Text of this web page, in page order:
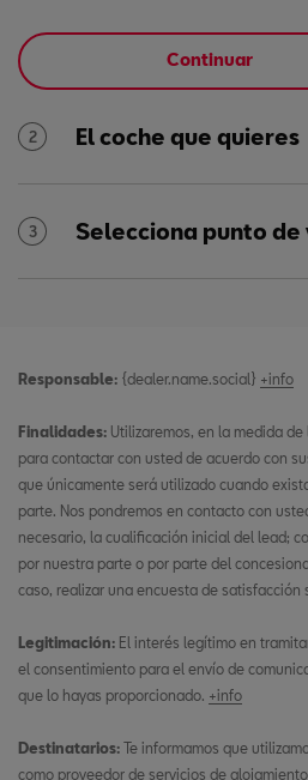
Continuar
2 El coche que quieres
3 Selecciona punto de
Responsable: {dealer.name.social} +info
Finalidades: Utilizaremos, en la medida
para contactar con usted de acuerdo con
que únicamente será utilizado cuando
parte. Nos pondremos en contacto con
necesario, la cualificación inicial del lead;
por nuestra parte o por parte del
caso, realizar una encuesta de satisfacción
Legitimación: El interés legítimo en
el consentimiento para el envío de
que lo hayas proporcionado. +info
Destinatarios: Te informamos que
como proveedor de servicios de